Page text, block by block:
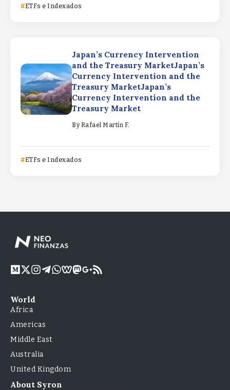
ETFs e Indexados
Japan’s Currency Intervention
and the Treasury MarketJapan’s
Currency Intervention and the
Treasury MarketJapan’s
Currency Intervention and the
Treasury Market
By Rafael Martín F.
ETFs e Indexados
World
Africa
Americas
Middle East
Australia
United Kingdom
About Syron